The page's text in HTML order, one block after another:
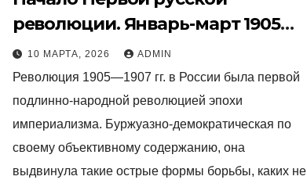
революции. Январь-март 1905
года. (1955) * Книга
10 МАРТА, 2026 ADMIN
Революция 1905—1907 гг. в России была первой
подлинно-народной революцией эпохи
империализма. Буржуазно-демократическая по
своему объективному содержанию, она
выдвинула такие острые формы борьбы, каких не